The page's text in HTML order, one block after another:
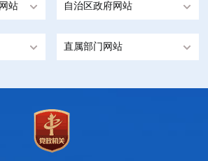
站 自治区政府网站
直属部门网站